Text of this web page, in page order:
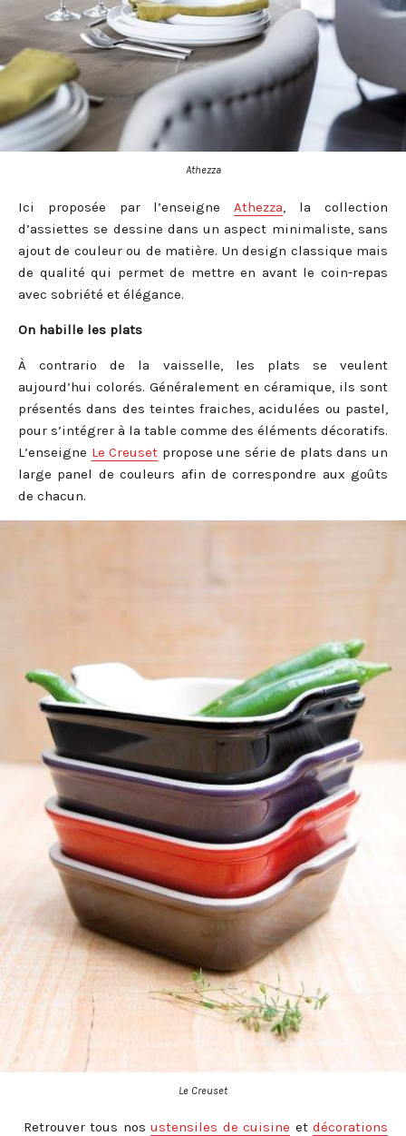
Athezza
Ici proposée par l’enseigne Athezza , la collection
d’assiettes se dessine dans un aspect minimaliste, sans
ajout de couleur ou de matière. Un design classique mais
de qualité qui permet de mettre en avant le coin-repas
avec sobriété et élégance.
On habille les plats
À contrario de la vaisselle, les plats se veulent
aujourd’hui colorés. Généralement en céramique, ils sont
présentés dans des teintes fraiches, acidulées ou pastel,
pour s’intégrer à la table comme des éléments décoratifs.
L’enseigne Le Creuset propose une série de plats dans un
large panel de couleurs afin de correspondre aux goûts
de chacun.
Le Creuset
Retrouver tous nos ustensiles de cuisine et décorations